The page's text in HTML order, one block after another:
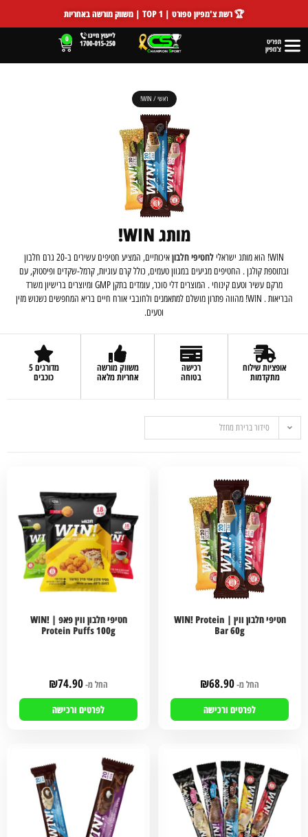
🏆 רשת צ'מפיון ספורט | TOP 1 | משווק מורשה באחריות
תפריט
צ'מפיון
0
ראשי/
WIN!
מותג WIN!
WIN! הוא מותג ישראלי לחטיפי חלבון
איכותיים, המציע חטיפים עשירים ב-20 גרם חלבון
ובתוספת קולגן . החטיפים מגיעים במגוון טעמים, כולל קרם עוגיות, קרמל-שקדים ופיסטוק, עם
מרקם עשיר וטעם קינוחי . המוצרים דלי סוכר, עומדים בתקן GMP ומיוצרים ברישיון משרד
הבריאות . WIN! מהווה פתרון מושלם למתאמנים ולחובבי אורח חיים בריא המחפשים נשנוש מזין
וטעים.
אופציות שילוח
מתקדמות
רכישה
בטוחה
משווק מורשה
אחריות מלאה
מדורגים 5
כוכבים
סידור ברירת מחדל
חטיפי חלבון ווין | WIN! Protein
Bar 60g
החל מ- ₪68.90
לפרטים ורכישה
חטיפי חלבון ווין פאפ | WIN!
Protein Puffs 100g
החל מ- ₪74.90
לפרטים ורכישה